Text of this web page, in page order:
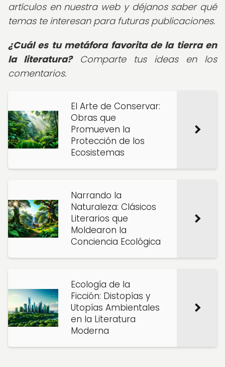
artículos en nuestra web y déjanos saber qué
temas te interesan para futuras publicaciones.
¿Cuál es tu metáfora favorita de la tierra en
la literatura?Comparte tus ideas en los
comentarios.
El Arte de Conservar:
Obras que
Promueven la
Protección de los
Ecosistemas
Narrando la
Naturaleza: Clásicos
Literarios que
Moldearon la
Conciencia Ecológica
Ecología de la
Ficción: Distopías y
Utopías Ambientales
en la Literatura
Moderna